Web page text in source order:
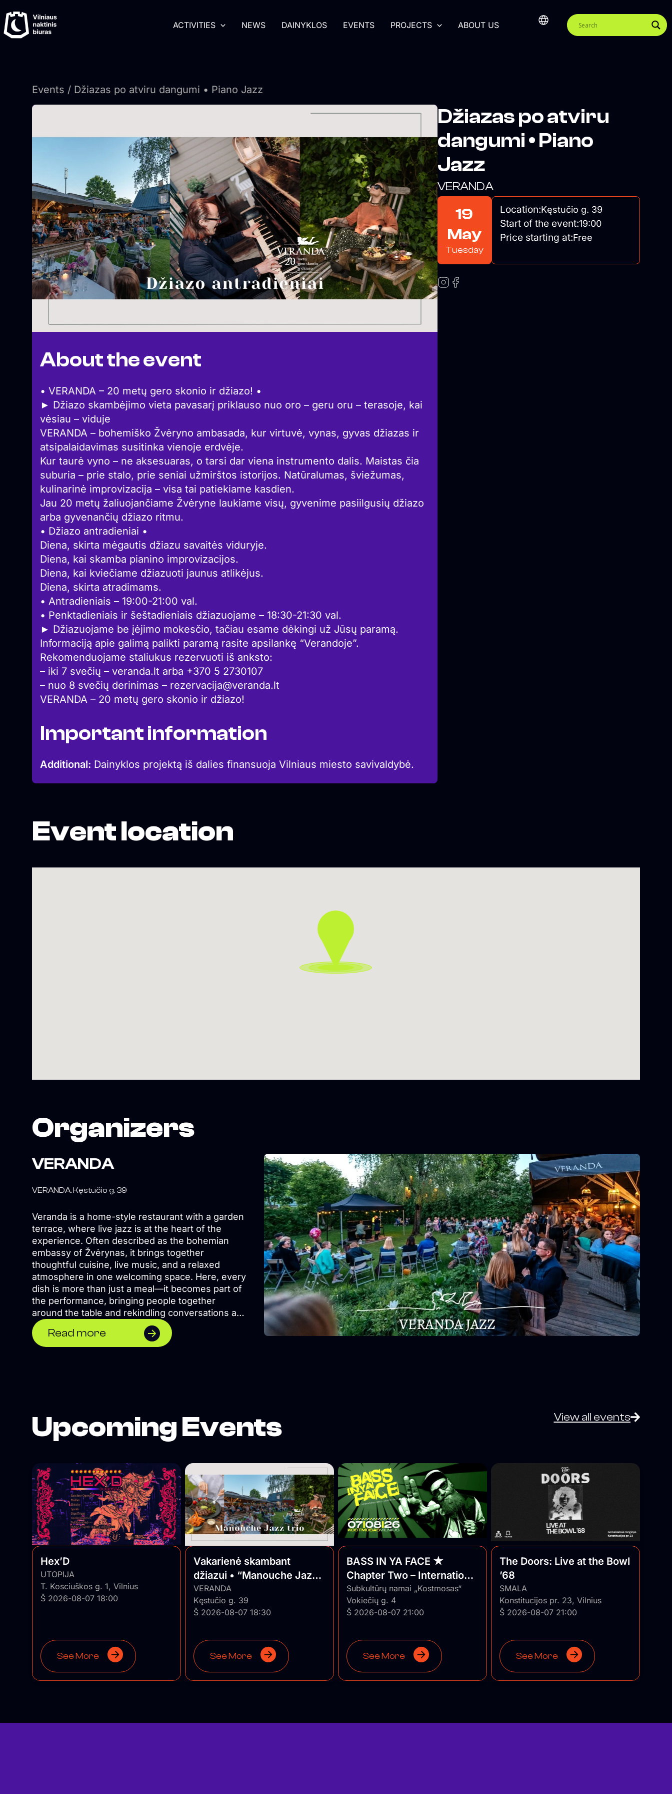
to
content
ACTIVITIES NEWS DAINYKLOS EVENTS PROJECTS ABOUT US
Events / Džiazas po atviru dangumi • Piano Jazz
About the event
• VERANDA – 20 metų gero skonio ir džiazo! •
► Džiazo skambėjimo vieta pavasarį priklauso nuo oro – geru oru – terasoje, kai
vėsiau – viduje
VERANDA – bohemiško Žvėryno ambasada, kur virtuvė, vynas, gyvas džiazas ir
atsipalaidavimas susitinka vienoje erdvėje.
Kur taurė vyno – ne aksesuaras, o tarsi dar viena instrumento dalis. Maistas čia
suburia – prie stalo, prie seniai užmirštos istorijos. Natūralumas, šviežumas,
kulinarinė improvizacija – visa tai patiekiame kasdien.
Jau 20 metų žaliuojančiame Žvėryne laukiame visų, gyvenime pasiilgusių džiazo
arba gyvenančių džiazo ritmu.
• Džiazo antradieniai •
Diena, skirta mėgautis džiazu savaitės viduryje.
Diena, kai skamba pianino improvizacijos.
Diena, kai kviečiame džiazuoti jaunus atlikėjus.
Diena, skirta atradimams.
• Antradieniais – 19:00-21:00 val.
• Penktadieniais ir šeštadieniais džiazuojame – 18:30-21:30 val.
► Džiazuojame be įėjimo mokesčio, tačiau esame dėkingi už Jūsų paramą.
Informaciją apie galimą palikti paramą rasite apsilankę “Verandoje”.
Rekomenduojame staliukus rezervuoti iš anksto:
– iki 7 svečių – veranda.lt arba +370 5 2730107
– nuo 8 svečių derinimas – rezervacija@veranda.lt
VERANDA – 20 metų gero skonio ir džiazo!
Important information
Additional: Dainyklos projektą iš dalies finansuoja Vilniaus miesto savivaldybė.
Džiazas po atviru
dangumi • Piano
Jazz
VERANDA
19
May
Tuesday
Location:Kęstučio g. 39
Start of the event:19:00
Price starting at:Free
Event location
Organizers
VERANDA
VERANDA. Kęstučio g. 39
Veranda is a home-style restaurant with a garden
terrace, where live jazz is at the heart of the
experience. Often described as the bohemian
embassy of Žvėrynas, it brings together
thoughtful cuisine, live music, and a relaxed
atmosphere in one welcoming space. Here, every
dish is more than just a meal—it becomes part of
the performance, bringing people together
around the table and rekindling conversations and
stories. Whether you've long missed the sound of
jazz or already live to its rhythm, Veranda
welcomes you.
Read more
Upcoming Events View all events
Hex’D
UTOPIJA
T. Kosciuškos g. 1, Vilnius
Š 2026-08-07 18:00
See More
Vakarienė skambant
džiazui • “Manouche Jazz
trio”
VERANDA
Kęstučio g. 39
Š 2026-08-07 18:30
See More
BASS IN YA FACE ★
Chapter Two – International
Series ★ Vilnius/Lithuania
Subkultūrų namai „Kostmosas“
Vokiečių g. 4
Š 2026-08-07 21:00
See More
The Doors: Live at the Bowl
’68
SMALA
Konstitucijos pr. 23, Vilnius
Š 2026-08-07 21:00
See More